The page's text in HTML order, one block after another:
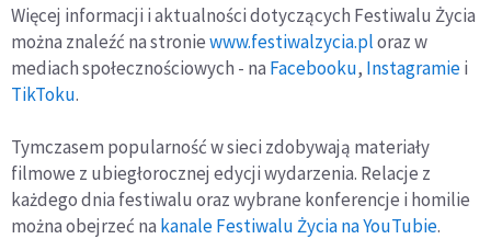
Więcej informacji i aktualności dotyczących Festiwalu Życia
można znaleźć na stroniewww.festiwalzycia.ploraz w
mediach społecznościowych - na Facebooku, Instagramiei
TikToku.
Tymczasem popularność w sieci zdobywają materiały
filmowe z ubiegłorocznej edycji wydarzenia. Relacje z
każdego dnia festiwalu oraz wybrane konferencje i homilie
można obejrzeć na kanale Festiwalu Życia na YouTubie.